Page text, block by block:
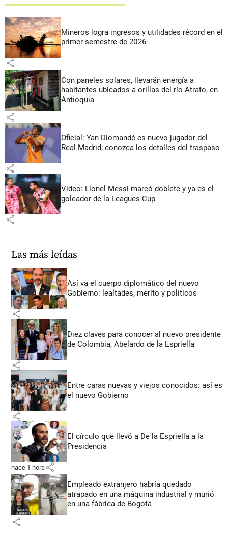
Mineros logra ingresos y utilidades récord en el
primer semestre de 2026
share
Con paneles solares, llevarán energía a
habitantes ubicados a orillas del río Atrato, en
Antioquia
share
Oficial: Yan Diomandé es nuevo jugador del
Real Madrid; conozca los detalles del traspaso
share
Video: Lionel Messi marcó doblete y ya es el
goleador de la Leagues Cup
share
Las más leídas
Así va el cuerpo diplomático del nuevo
Gobierno: lealtades, mérito y políticos
share
Diez claves para conocer al nuevo presidente
de Colombia, Abelardo de la Espriella
share
Entre caras nuevas y viejos conocidos: así es
el nuevo Gobierno
share
El círculo que llevó a De la Espriella a la
Presidencia
hace 1 hora share
Empleado extranjero habría quedado
atrapado en una máquina industrial y murió
en una fábrica de Bogotá
share